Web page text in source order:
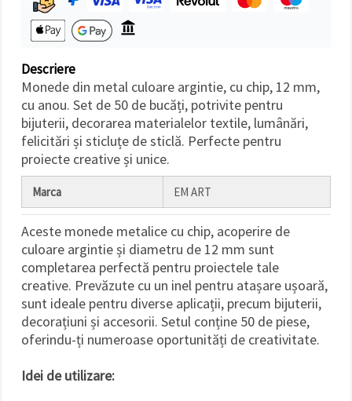
Descriere
Monede din metal culoare argintie, cu chip, 12 mm,
cu anou. Set de 50 de bucăți, potrivite pentru
bijuterii, decorarea materialelor textile, lumânări,
felicitări și sticluțe de sticlă. Perfecte pentru
proiecte creative și unice.
Marca EM ART
Aceste monede metalice cu chip, acoperire de
culoare argintie și diametru de 12 mm sunt
completarea perfectă pentru proiectele tale
creative. Prevăzute cu un inel pentru atașare ușoară,
sunt ideale pentru diverse aplicații, precum bijuterii,
decorațiuni și accesorii. Setul conține 50 de piese,
oferindu-ți numeroase oportunități de creativitate.
Idei de utilizare: